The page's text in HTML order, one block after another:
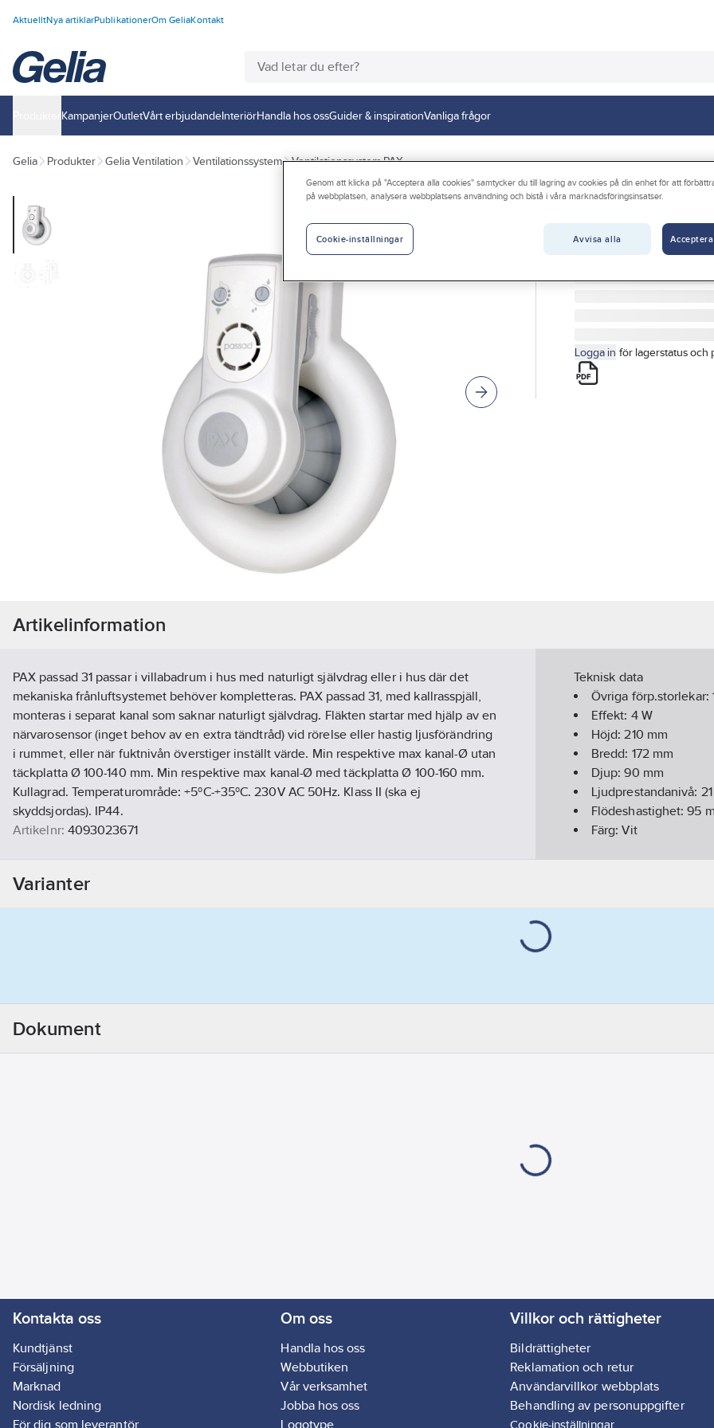
AktuelltNya artiklarPublikationerOm GeliaKontakt
KampanjerOutletVårt erbjudandeInteriörHandla hos ossGuider & inspirationVanliga frågor
Gelia Produkter Gelia Ventilation Ventilationssystem Ventilationssystem PAX
Badrumsfläkt
BADRUMSFLÄKT
Logga in för lagerstatus och
Artikelinformation
PAX passad 31 passar i villabadrum i hus med naturligt självdrag eller i hus där det
mekaniska frånluftsystemet behöver kompletteras. PAX passad 31, med kallrasspjäll,
monteras i separat kanal som saknar naturligt självdrag. Fläkten startar med hjälp av en
närvarosensor (inget behov av en extra tändtråd) vid rörelse eller hastig ljusförändring
i rummet, eller när fuktnivån överstiger inställt värde. Min respektive max kanal-Ø utan
täckplatta Ø 100-140 mm. Min respektive max kanal-Ø med täckplatta Ø 100-160 mm.
Kullagrad. Temperaturområde: +5ºC-+35ºC. 230V AC 50Hz. Klass II (ska ej
skyddsjordas). IP44.
Artikelnr: 4093023671
Materialklass
Teknisk data
Övriga förp.storlekar:
Effekt: 4W
Höjd:210 mm
Bredd: 172mm
Djup:90 mm
Ljudprestandanivå: 21
Flödeshastighet:95
Färg:Vit
Varianter
Dokument
Kontakta oss
Kundtjänst
Försäljning
Marknad
Nordisk ledning
För dig som leverantör
Om oss
Handla hos oss
Webbutiken
Vår verksamhet
Jobba hos oss
Logotype
Villkor och rättigheter
Bildrättigheter
Reklamation och retur
Användarvillkor webbplats
Behandling av personuppgifter
Cookie-inställningar
Genom att klicka på "Acceptera alla cookies" samtycker du till lagring av cookies på din enhet för att
på webbplatsen, analysera webbplatsens användning och bistå i våra marknadsföringsinsatser.
Avvisa alla
Cookie-inställningar